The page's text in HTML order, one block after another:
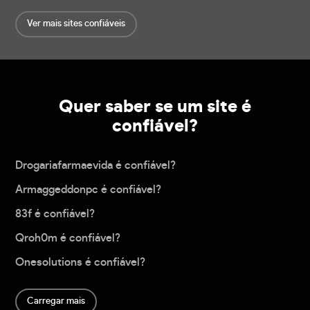
Ver mais sites confiáveis
Quer saber se um site é
confiável?
Drogariafarmaevida é confiável?
Armaggeddonpc é confiável?
83f é confiável?
Qroh0m é confiável?
Onesolutions é confiável?
Carregar mais